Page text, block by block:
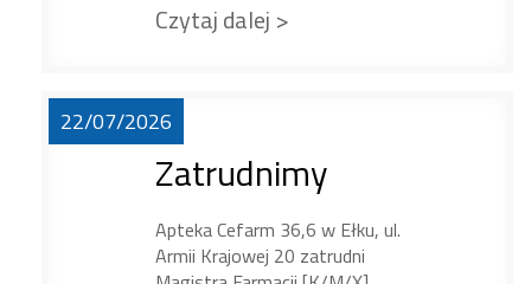
Czytaj dalej >
22/07/2026
Zatrudnimy
Apteka Cefarm 36,6 w Ełku, ul.
Armii Krajowej 20 zatrudni